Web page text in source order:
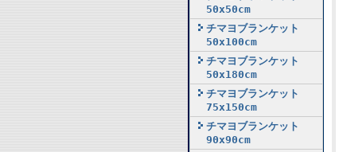
50x50cm
チマヨブランケット
50x100cm
チマヨブランケット
50x180cm
チマヨブランケット
75x150cm
チマヨブランケット
90x90cm